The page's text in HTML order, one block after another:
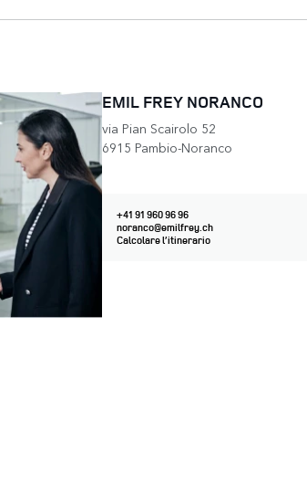
EMIL FREY NORANCO
via Pian Scairolo 52
6915 Pambio-Noranco
+41 91 960 96 96
noranco@emilfrey.ch
Calcolare l’itinerario